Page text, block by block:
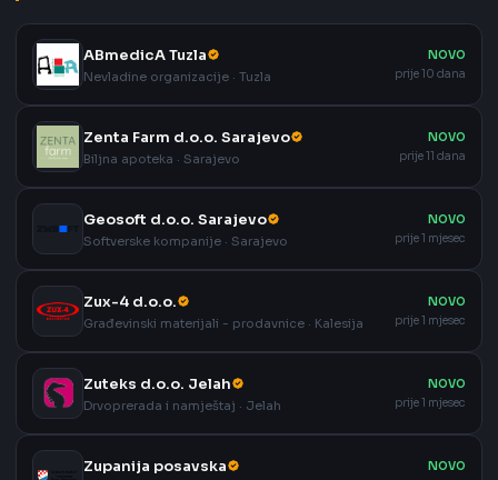
ABmedicA Tuzla
Nevladine organizacije · Tuzla
NOVO
prije 10 dana
Zenta Farm d.o.o. Sarajevo
Biljna apoteka · Sarajevo
NOVO
prije 11 dana
Geosoft d.o.o. Sarajevo
Softverske kompanije · Sarajevo
NOVO
prije 1 mjesec
Zux-4 d.o.o.
Građevinski materijali - prodavnice · Kalesija
NOVO
prije 1 mjesec
Zuteks d.o.o. Jelah
Drvoprerada i namještaj · Jelah
NOVO
prije 1 mjesec
Zupanija posavska
NOVO